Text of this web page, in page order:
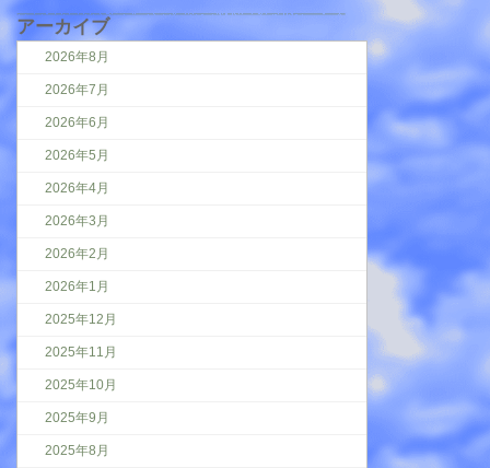
アーカイブ
2026年8月
2026年7月
2026年6月
2026年5月
2026年4月
2026年3月
2026年2月
2026年1月
2025年12月
2025年11月
2025年10月
2025年9月
2025年8月